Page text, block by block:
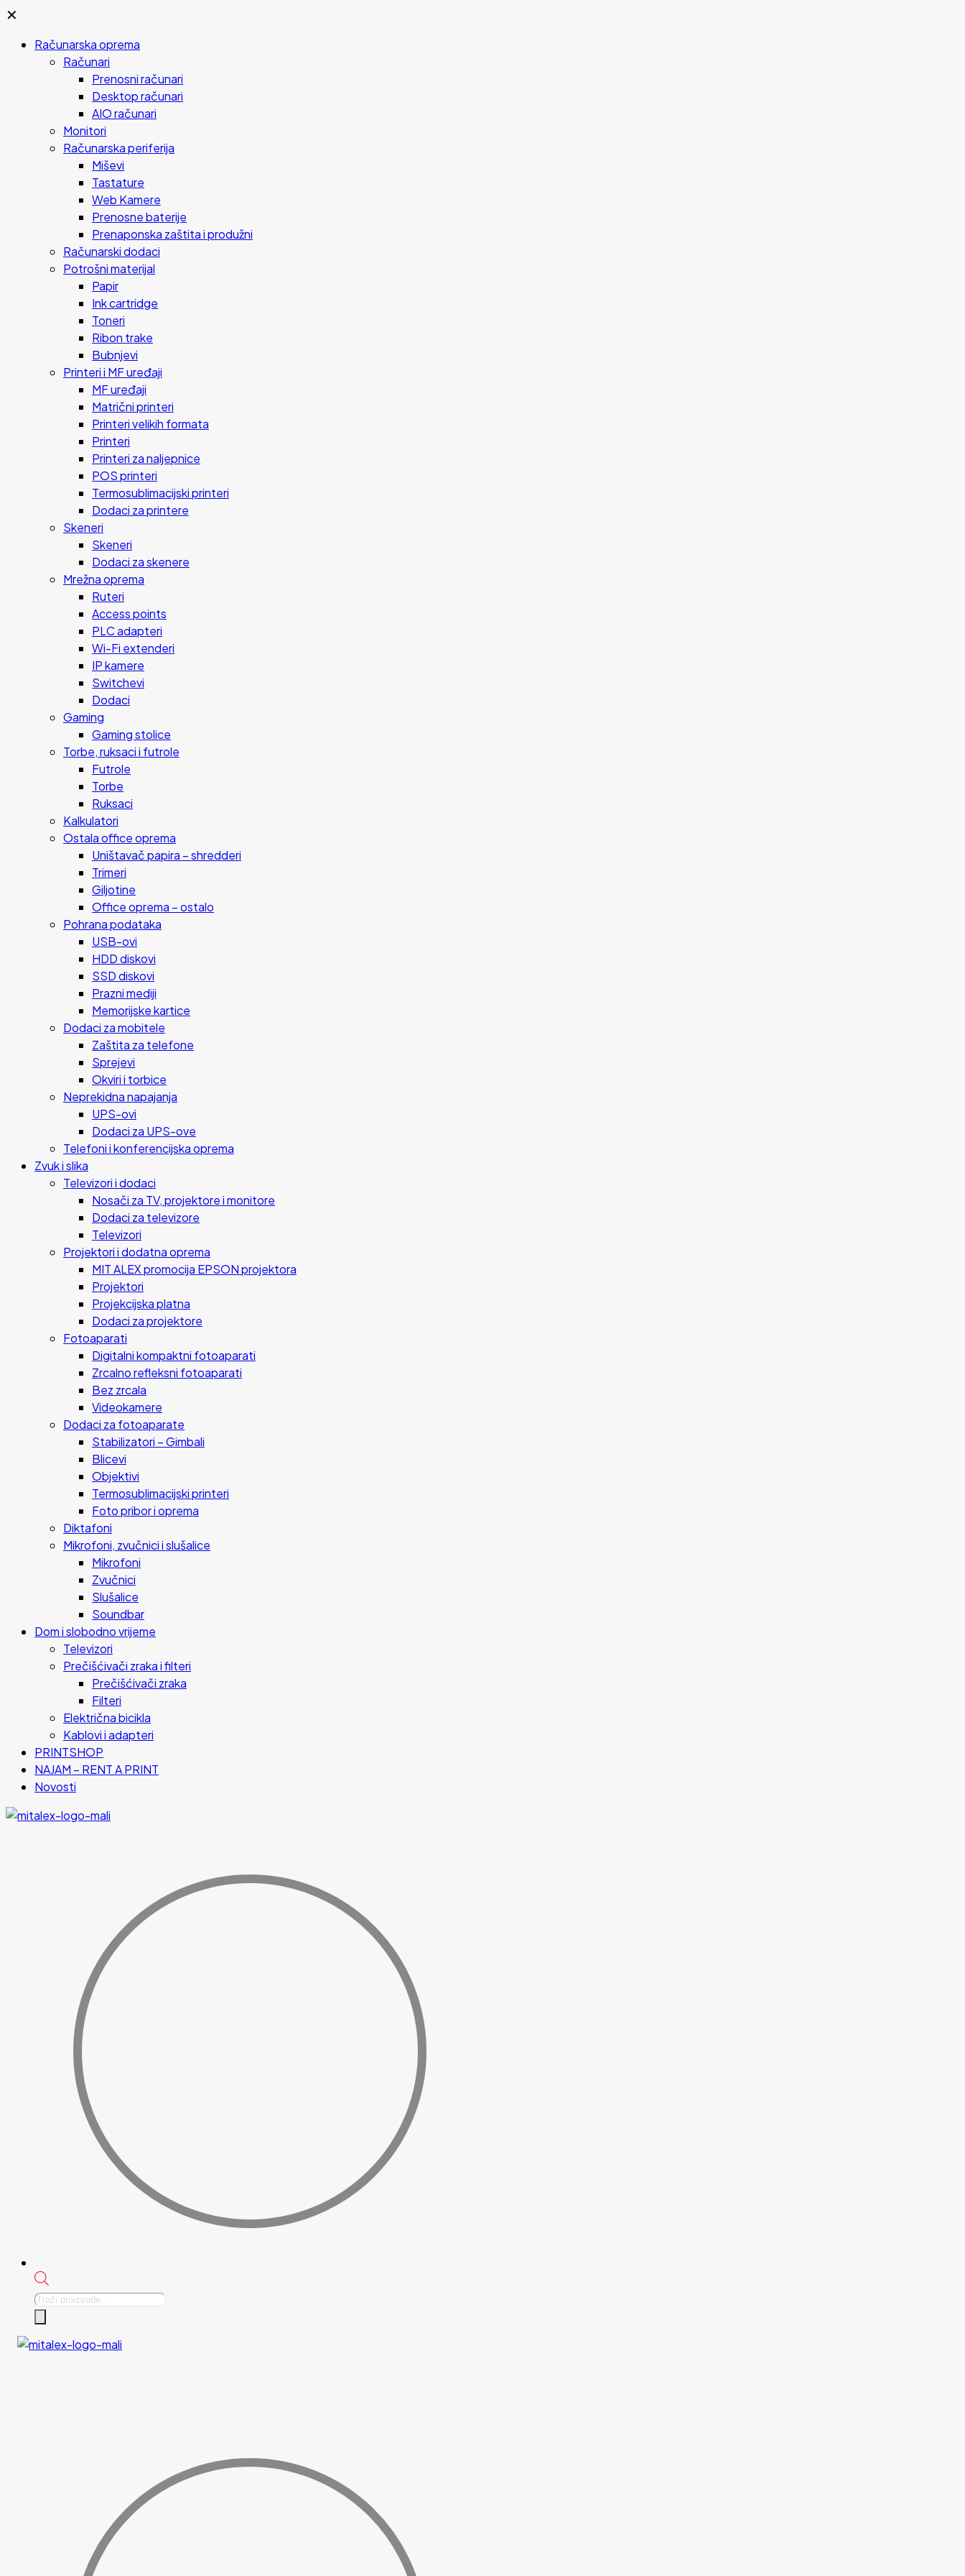
✕
Računarska oprema
Računari
Prenosni računari
Desktop računari
AIO računari
Monitori
Računarska periferija
Miševi
Tastature
Web Kamere
Prenosne baterije
Prenaponska zaštita i produžni
Računarski dodaci
Potrošni materijal
Papir
Ink cartridge
Toneri
Ribon trake
Bubnjevi
Printeri i MF uređaji
MF uređaji
Matrični printeri
Printeri velikih formata
Printeri
Printeri za naljepnice
POS printeri
Termosublimacijski printeri
Dodaci za printere
Skeneri
Skeneri
Dodaci za skenere
Mrežna oprema
Ruteri
Access points
PLC adapteri
Wi-Fi extenderi
IP kamere
Switchevi
Dodaci
Gaming
Gaming stolice
Torbe, ruksaci i futrole
Futrole
Torbe
Ruksaci
Kalkulatori
Ostala office oprema
Uništavač papira – shredderi
Trimeri
Giljotine
Office oprema – ostalo
Pohrana podataka
USB-ovi
HDD diskovi
SSD diskovi
Prazni mediji
Memorijske kartice
Dodaci za mobitele
Zaštita za telefone
Sprejevi
Okviri i torbice
Neprekidna napajanja
UPS-ovi
Dodaci za UPS-ove
Telefoni i konferencijska oprema
Zvuk i slika
Televizori i dodaci
Nosači za TV, projektore i monitore
Dodaci za televizore
Televizori
Projektori i dodatna oprema
MIT ALEX promocija EPSON projektora
Projektori
Projekcijska platna
Dodaci za projektore
Fotoaparati
Digitalni kompaktni fotoaparati
Zrcalno refleksni fotoaparati
Bez zrcala
Videokamere
Dodaci za fotoaparate
Stabilizatori – Gimbali
Blicevi
Objektivi
Termosublimacijski printeri
Foto pribor i oprema
Diktafoni
Mikrofoni, zvučnici i slušalice
Mikrofoni
Zvučnici
Slušalice
Soundbar
Dom i slobodno vrijeme
Televizori
Prečišćivači zraka i filteri
Prečišćivači zraka
Filteri
Električna bicikla
Kablovi i adapteri
PRINTSHOP
NAJAM – RENT A PRINT
Novosti
Products
search